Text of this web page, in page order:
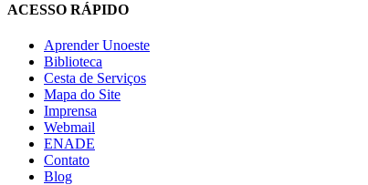
ACESSO RÁPIDO
Aprender Unoeste
Biblioteca
Cesta de Serviços
Mapa do Site
Imprensa
Webmail
ENADE
Contato
Blog